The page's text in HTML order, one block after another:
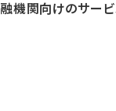
機関向けのサー